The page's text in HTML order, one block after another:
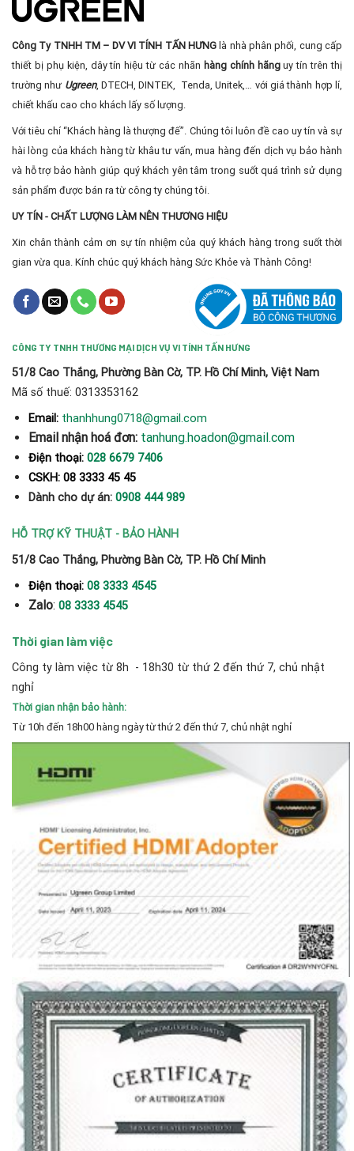
Công Ty TNHH TM – DV VI TÍNH TẤN HƯNG là nhà phân phối, cung cấp
thiết bị phụ kiện, dây tín hiệu từ các nhãn hàng chính hãnguy tín trên thị
trường như Ugreen, DTECH, DINTEK, Tenda, Unitek,… với giá thành hợp lí,
chiết khấu cao cho khách lấy số lượng.
Với tiêu chí “Khách hàng là thượng đế”. Chúng tôi luôn đề cao uy tín và sự
hài lòng của khách hàng từ khâu tư vấn, mua hàng đến dịch vụ bảo hành
và hỗ trợ bảo hành giúp quý khách yên tâm trong suốt quá trình sử dụng
sản phẩm được bán ra từ công ty chúng tôi.
UY TÍN - CHẤT LƯỢNG LÀM NÊN THƯƠNG HIỆU
Xin chân thành cảm ơn sự tín nhiệm của quý khách hàng trong suốt thời
gian vừa qua. Kính chúc quý khách hàng Sức Khỏe và Thành Công!
CÔNG TY TNHH THƯƠNG MẠI DỊCH VỤ VI TÍNH TẤN HƯNG
51/8 Cao Thắng, Phường Bàn Cờ, TP. Hồ Chí Minh, Việt Nam
Mã số thuế: 0313353162
Email: thanhhung0718@gmail.com
Email nhận hoá đơn: tanhung.hoadon@gmail.com
Điện thoại: 028 6679 7406
CSKH: 08 3333 45 45
Dành cho dự án: 0908 444 989
HỖ TRỢ KỸ THUẬT - BẢO HÀNH
51/8 Cao Thắng, Phường Bàn Cờ, TP. Hồ Chí Minh
Điện thoại: 08 3333 4545
Zalo: 08 3333 4545
Thời gian làm việc
Công ty làm việc từ 8h - 18h30 từ thứ 2 đến thứ 7, chủ nhật
nghỉ
Thời gian nhận bảo hành:
Từ 10h đến 18h00 hàng ngày từ thứ 2 đến thứ 7, chủ nhật nghỉ